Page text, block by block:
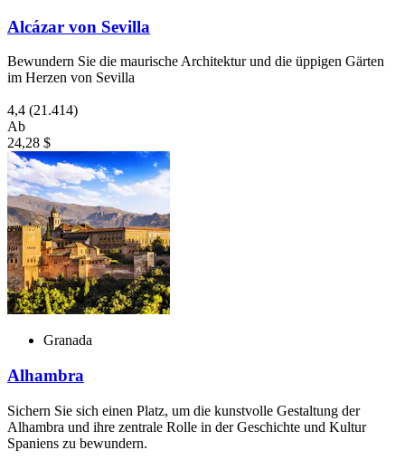
Alcázar von Sevilla
Bewundern Sie die maurische Architektur und die üppigen Gärten
im Herzen von Sevilla
4,4 (21.414)
Ab
24,28 $
Granada
Alhambra
Sichern Sie sich einen Platz, um die kunstvolle Gestaltung der
Alhambra und ihre zentrale Rolle in der Geschichte und Kultur
Spaniens zu bewundern.